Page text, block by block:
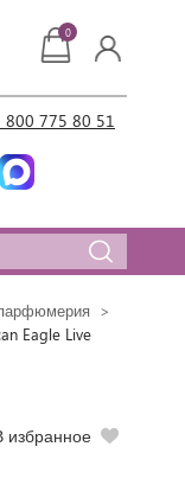
800 775 80 51
0
Eagle Live
избранное